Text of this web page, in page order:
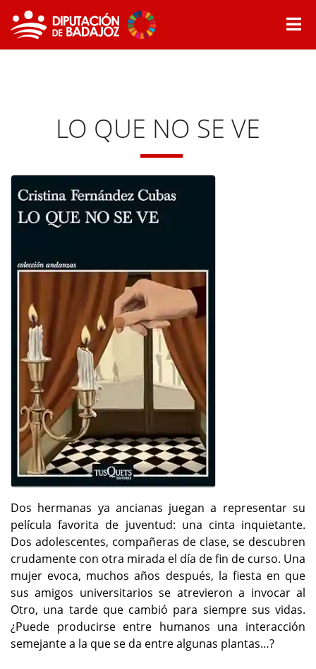
LO QUE NO SE VE
Dos hermanas ya ancianas juegan a representar su
película favorita de juventud: una cinta inquietante.
Dos adolescentes, compañeras de clase, se descubren
crudamente con otra mirada el día de fin de curso. Una
mujer evoca, muchos años después, la fiesta en que
sus amigos universitarios se atrevieron a invocar al
Otro, una tarde que cambió para siempre sus vidas.
¿Puede producirse entre humanos una interacción
semejante a la que se da entre algunas plantas…?